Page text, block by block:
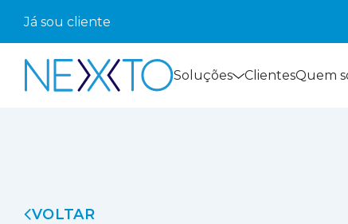
Já sou cliente
Soluções ClientesQuem
VOLTAR